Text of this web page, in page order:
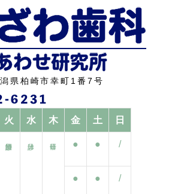
柏崎市幸町1番7号
6231
火 水 木 金 土 日
● ● /
● ● /